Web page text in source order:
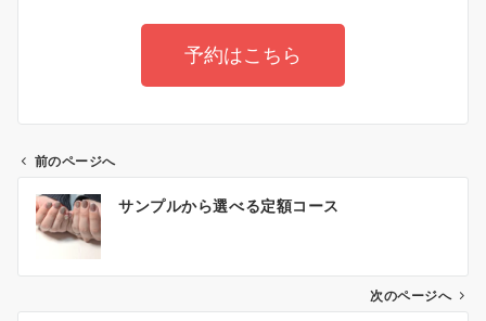
予約はこちら
前のページへ
サンプルから選べる定額コース
次のページへ